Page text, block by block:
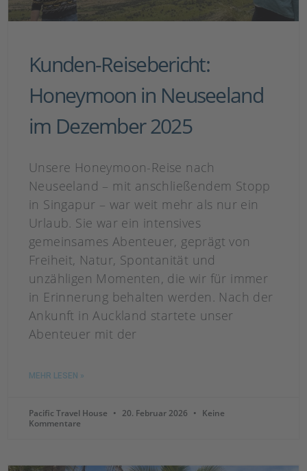
Kunden-Reisebericht:
Honeymoon in Neuseeland
im Dezember 2025
Unsere Honeymoon-Reise nach
Neuseeland – mit anschließendem Stopp
in Singapur – war weit mehr als nur ein
Urlaub. Sie war ein intensives
gemeinsames Abenteuer, geprägt von
Freiheit, Natur, Spontanität und
unzähligen Momenten, die wir für immer
in Erinnerung behalten werden. Nach der
Ankunft in Auckland startete unser
Abenteuer mit der
MEHR LESEN »
Pacific Travel House 20. Februar 2026
Keine
Kommentare